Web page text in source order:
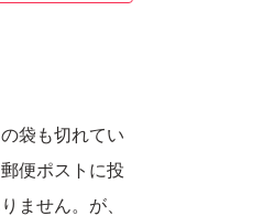
袋も切れてい
便ポストに投
ません。が、